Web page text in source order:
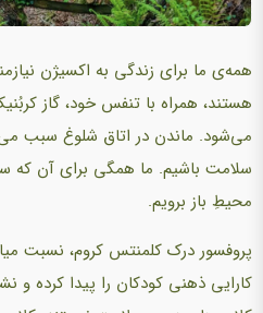
همه‌ی ما برای زندگی به ‌اكسیژن
هستند، همراه با تنفس خود، گاز
می‌شود. ماندن در اتاق شلوغ سبب
سلامت باشیم. ما همگی برای آن كه
محیطِ باز برویم.
پروفسور درک كلمنتس كروم، نسبت
كارایی ذهنی كودكان را پیدا كرده و